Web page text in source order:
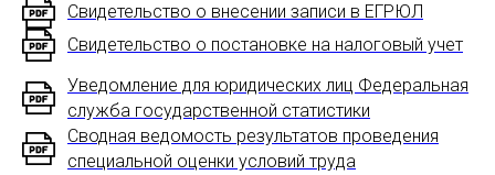
Свидетельство о внесении записи в ЕГРЮЛ
Свидетельство о постановке на налоговый учет
Уведомление для юридических лиц Федеральная
служба государственной статистики
Сводная ведомость результатов проведения
специальной оценки условий труда